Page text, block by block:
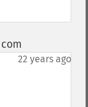
22 years ago